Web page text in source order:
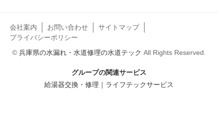
会社案内 お問い合わせ
サイトマップ
プライバシーポリシー
© 兵庫県の水漏れ・水道修理の水道テック All Rights Reserved.
グループの関連サービス
給湯器交換・修理｜ライフテックサービス